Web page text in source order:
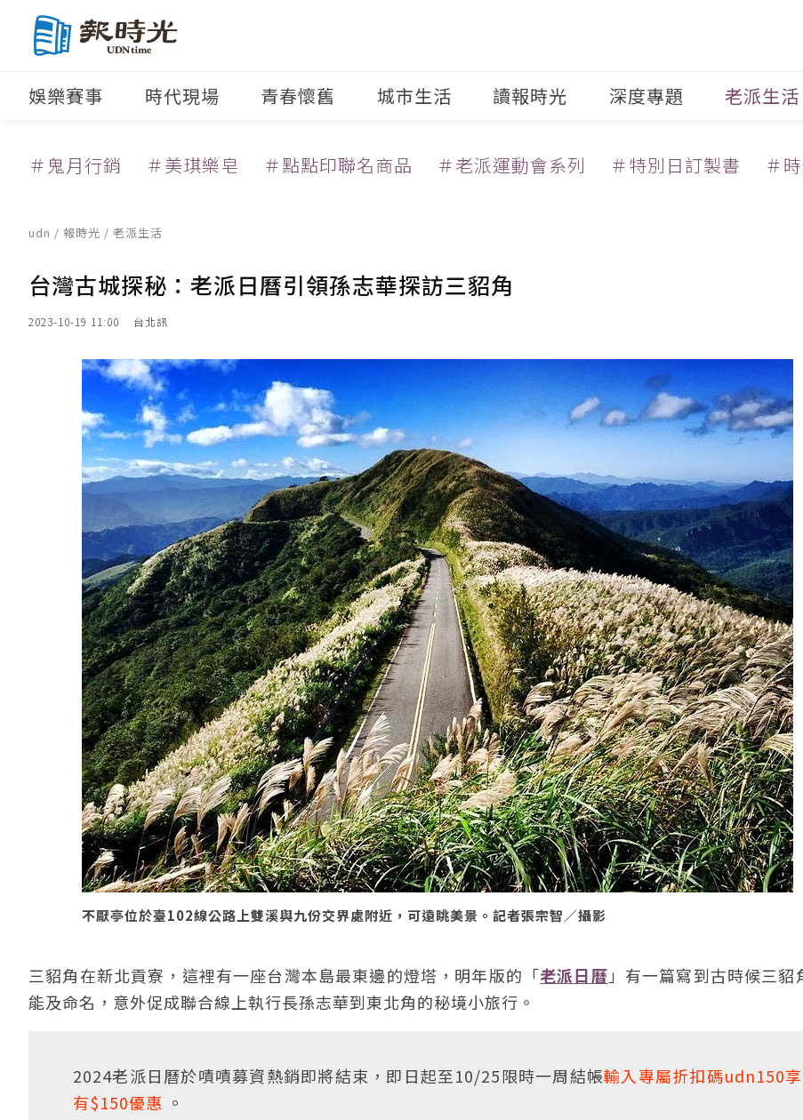
娛樂賽事 時代現場 青春懷舊 城市生活 讀報時光 深度專題 老派生活
＃鬼月行銷 ＃美琪樂皂 ＃點點印聯名商品 ＃老派運動會系列 ＃特別日訂製書 ＃
udn / 報時光 / 老派生活
台灣古城探秘：老派日曆引領孫志華探訪三貂角
2023-10-19 11:00 台北訊
不厭亭位於臺102線公路上雙溪與九份交界處附近，可遠眺美景。記者張宗智／攝影
三貂角在新北貢寮，這裡有一座台灣本島最東邊的燈塔，明年版的「老派日曆 」有一篇寫到古時候三貂
能及命名，意外促成聯合線上執行長孫志華到東北角的秘境小旅行。
2024老派日曆於嘖嘖募資熱銷即將結束，即日起至10/25限時一周結帳輸入專屬折扣碼udn150享
有$150優惠 。